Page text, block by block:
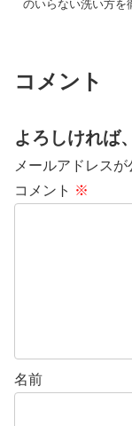
のいらない洗い方を
コメント
よろしければ
メールアドレスが
コメント ※
名前